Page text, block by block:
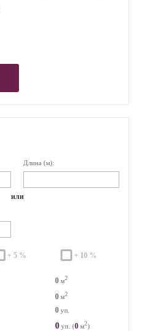
Длина (м):
или
+ 5 % + 10 %
0 м2
0 м2
0 уп.
0 уп. (0 м2)